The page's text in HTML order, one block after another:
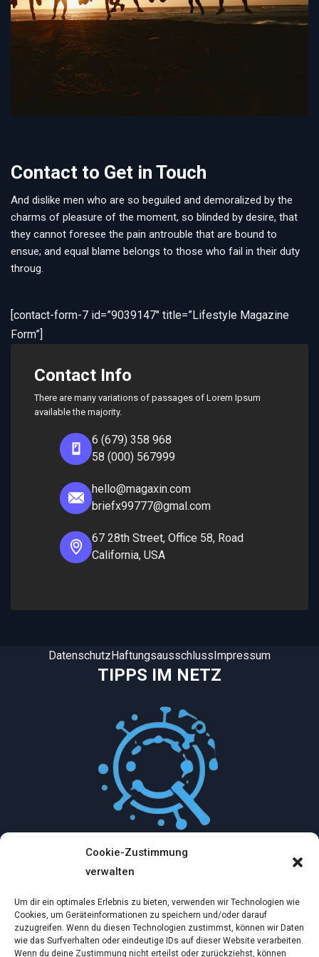
Cookie-Zustimmung
verwalten
Um dir ein optimales Erlebnis zu bieten, verwenden wir Technologien wie
Cookies, um Geräteinformationen zu speichern und/oder darauf
zuzugreifen. Wenn du diesen Technologien zustimmst, können wir Daten
wie das Surfverhalten oder eindeutige IDs auf dieser Website verarbeiten.
Wenn du deine Zustimmung nicht erteilst oder zurückziehst, können
Contact to Get in Touch
And dislike men who are so beguiled and demoralized by the
charms of pleasure of the moment, so blinded by desire, that
they cannot foresee the pain antrouble that are bound to
ensue; and equal blame belongs to those who fail in their duty
throug.
[contact-form-7 id=”9039147″ title=”Lifestyle Magazine
Form”]
Contact Info
There are many variations of passages of Lorem Ipsum
available the majority.
6 (679) 358 968
58 (000) 567999
hello@magaxin.com
briefx99777@gmal.com
67 28th Street, Office 58, Road
California, USA
TIPPS IM NETZ
DatenschutzHaftungsausschlussImpressum
Mythologische Abenteuer in der Welt der
Dez. 2, 2024